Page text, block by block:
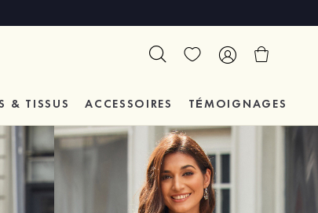
& TISSUS ACCESSOIRES TÉMOIGNAGES